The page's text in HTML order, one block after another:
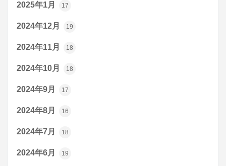
2025年1月 17
2024年12月 19
2024年11月 18
2024年10月 18
2024年9月 17
2024年8月 16
2024年7月 18
2024年6月 19